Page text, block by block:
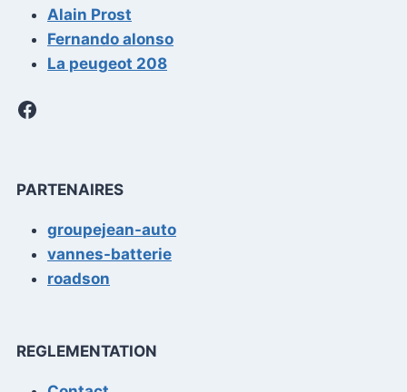
Alain Prost
Fernando alonso
La peugeot 208
Facebook
PARTENAIRES
groupejean-auto
vannes-batterie
roadson
REGLEMENTATION